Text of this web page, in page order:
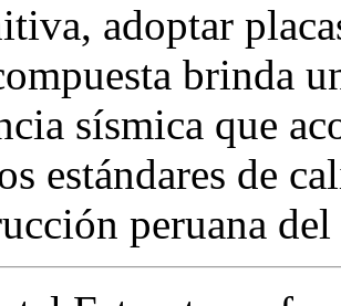
adoptar
brinda
sísmica que
estándares de
peruana